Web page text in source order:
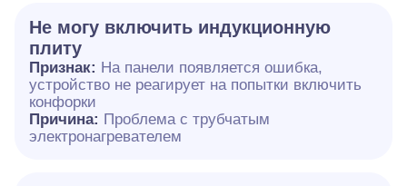
Не могу включить индукционную
плиту
Признак: На панели появляется ошибка,
устройство не реагирует на попытки включить
конфорки
Причина: Проблема с трубчатым
электронагревателем